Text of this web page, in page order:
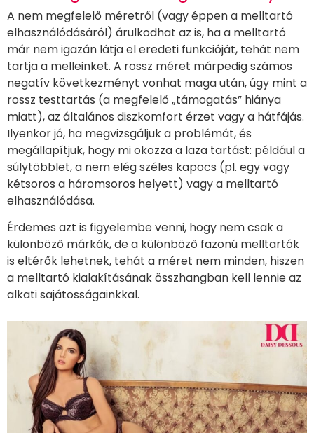
A nem megfelelő méretről (vagy éppen a melltartó
elhasználódásáról) árulkodhat az is, ha a melltartó
már nem igazán látja el eredeti funkcióját, tehát nem
tartja a melleinket. A rossz méret márpedig számos
negatív következményt vonhat maga után, úgy mint a
rossz testtartás (a megfelelő „támogatás” hiánya
miatt), az általános diszkomfort érzet vagy a hátfájás.
Ilyenkor jó, ha megvizsgáljuk a problémát, és
megállapítjuk, hogy mi okozza a laza tartást: például a
súlytöbblet, a nem elég széles kapocs (pl. egy vagy
kétsoros a háromsoros helyett) vagy a melltartó
elhasználódása.
Érdemes azt is figyelembe venni, hogy nem csak a
különböző márkák, de a különböző fazonú melltartók
is eltérők lehetnek, tehát a méret nem minden, hiszen
a melltartó kialakításának összhangban kell lennie az
alkati sajátosságainkkal.